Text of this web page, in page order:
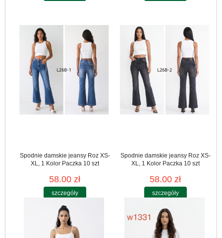
Spodnie damskie jeansy Roz XS-
XL, 1 Kolor Paczka 10 szt
58.00 zł
szczegóły
Spodnie damskie jeansy Roz XS-
XL, 1 Kolor Paczka 10 szt
58.00 zł
szczegóły